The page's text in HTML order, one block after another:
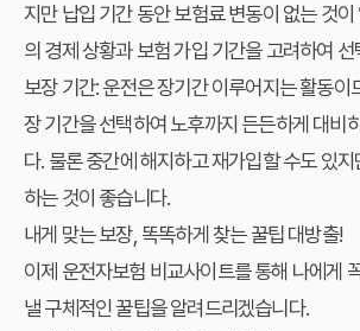
지만 납입 기간 동안 보험료 변동이 없는 것
의 경제 상황과 보험 가입 기간을 고려하여
보장 기간: 운전은 장기간 이루어지는 활동이
장 기간을 선택하여 노후까지 든든하게 대비
다. 물론 중간에 해지하고 재가입할 수도 있지
하는 것이 좋습니다.
내게 맞는 보장, 똑똑하게 찾는 꿀팁 대방출!
이제 운전자보험 비교사이트를 통해 나에게
낼 구체적인 꿀팁을 알려드리겠습니다.